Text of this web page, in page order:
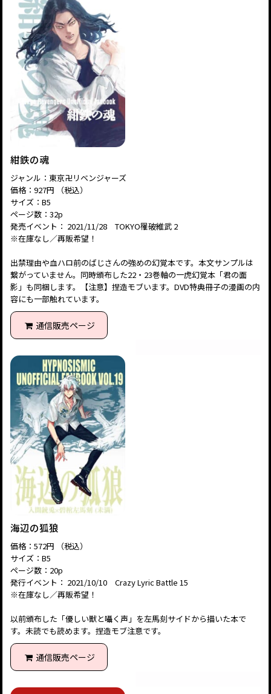
紺鉄の魂
ジャンル：東京卍リベンジャーズ
価格：927円 （税込）
サイズ：B5
ページ数：32p
発売イベント： 2021/11/28 TOKYO罹破維武 2
※在庫なし／再販希望！
出禁理由や血ハロ前のばじさんの強めの幻覚本です。本文サンプルは
繋がっていません。同時頒布した22・23巻軸の一虎幻覚本「君の面
影」も同梱します。【注意】捏造モブいます。DVD特典冊子の漫画の内
容にも一部触れています。
通信販売ページ
海辺の狐狼
価格：572円 （税込）
サイズ：B5
ページ数：20p
発行イベント： 2021/10/10 Crazy Lyric Battle 15
※在庫なし／再販希望！
以前頒布した「優しい獣と囁く声」を左馬刻サイドから描いた本で
す。未読でも読めます。捏造モブ注意です。
通信販売ページ